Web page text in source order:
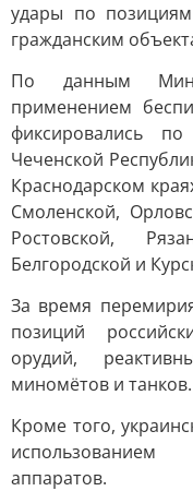
удары по
гражданским
По данным
применением
фиксировались
Чеченской
Краснодарском
Смоленской,
Ростовской,
Белгородской и
За время
позиций
орудий,
миномётов и танков.
Кроме того,
аппаратов.